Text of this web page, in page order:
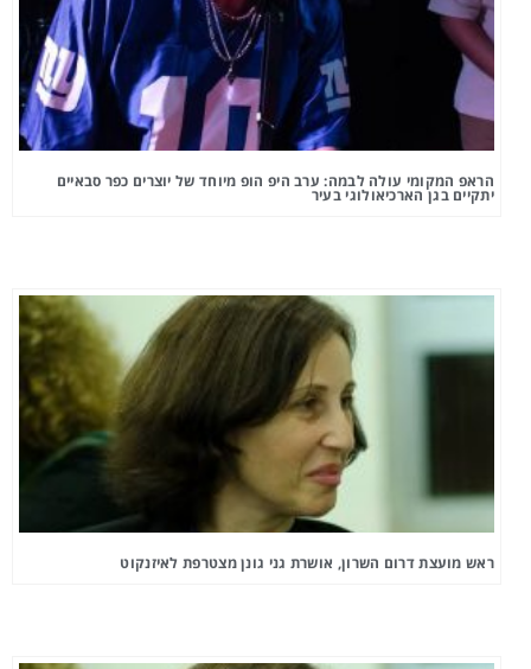
הראפ המקומי עולה לבמה: ערב היפ הופ מיוחד של יוצרים כפר סבאיים
יתקיים בגן הארכיאולוגי בעיר
ראש מועצת דרום השרון, אושרת גני גונן מצטרפת לאיזנקוט